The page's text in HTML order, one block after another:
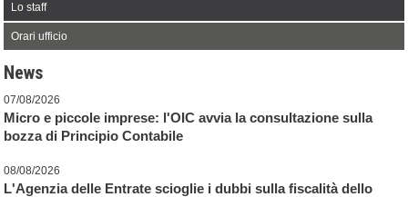
Lo staff
Orari ufficio
News
07/08/2026
Micro e piccole imprese: l'OIC avvia la consultazione sulla
bozza di Principio Contabile
08/08/2026
L'Agenzia delle Entrate scioglie i dubbi sulla fiscalità dello